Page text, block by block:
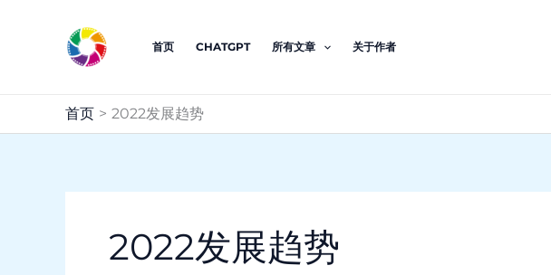
首页 CHATGPT 所有文章 关于作者
首页 2022发展趋势
2022发展趋势